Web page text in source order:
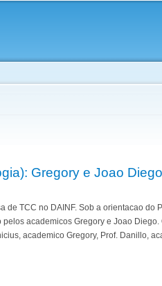
Gregory e Joao Diego
de TCC no DAINF. Sob a orientacao
academicos Gregory e Joao
academico Gregory, Prof. Danillo,
Gregory e Joao Diego